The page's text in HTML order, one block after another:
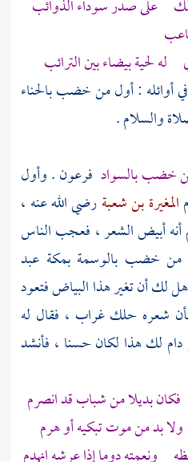
على صدر سوداء الذوائب
لحية بيضاء بين الترائب
في أوائله : أول من خضب بالحناء
والسلام .
خضب بالسواد فرعون. وأول
المغيرة بن شعبةرضي الله عنه ،
أبيض الشعر ، فعجب الناس
من خضب بالوسمةبمكة عبد
هل لك أن تغير هذا البياض فتعود
شعره حلك غراب ، فقال له
لك هذا لكان حسنا ، فأنشد
فكان بديلا من شباب قد انصرم
بد من موت تبكيه أو هرم